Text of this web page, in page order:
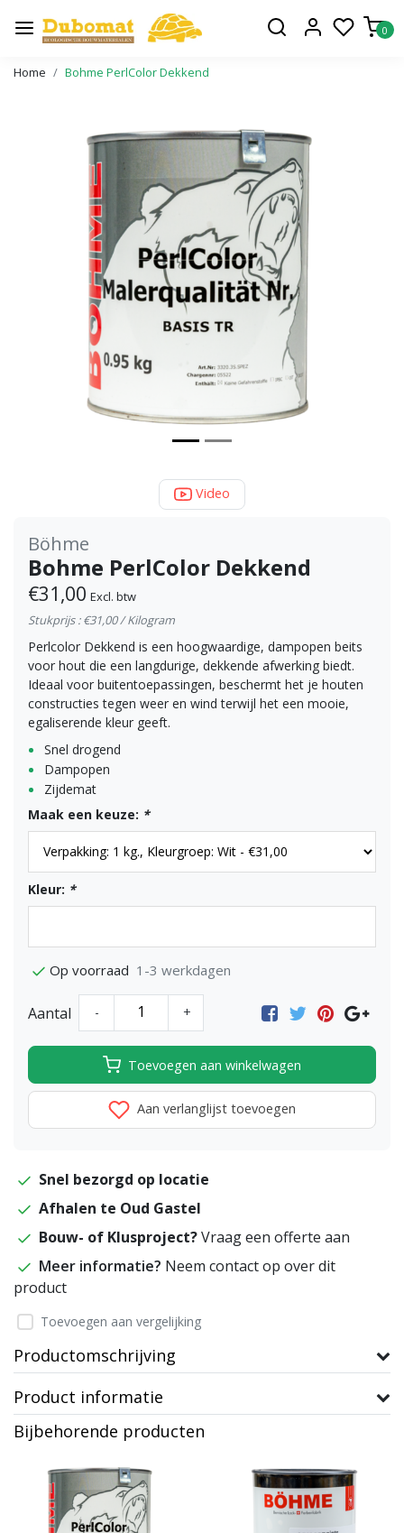
0
Home Bohme PerlColor Dekkend
Video
Böhme
Bohme PerlColor Dekkend
€31,00 Excl. btw
Stukprijs : €31,00 / Kilogram
Perlcolor Dekkend is een hoogwaardige, dampopen beits
voor hout die een langdurige, dekkende afwerking biedt.
Ideaal voor buitentoepassingen, beschermt het je houten
constructies tegen weer en wind terwijl het een mooie,
egaliserende kleur geeft.
Snel drogend
Dampopen
Zijdemat
Maak een keuze: *
Kleur: *
Op voorraad 1-3 werkdagen
Aantal - +
Toevoegen aan winkelwagen
Aan verlanglijst toevoegen
Snel bezorgd op locatie
Afhalen te Oud Gastel
Bouw- of Klusproject?Vraag een offerte aan
Meer informatie? Neem contact op over dit
product
Toevoegen aan vergelijking
Productomschrijving
Product informatie
Bijbehorende producten